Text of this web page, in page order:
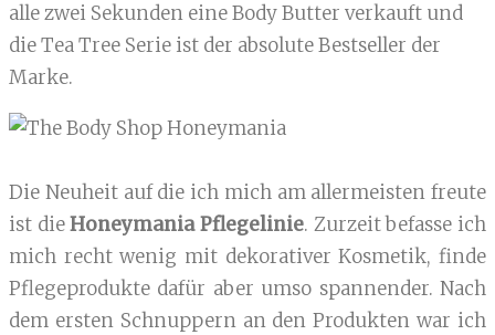
alle zwei Sekunden eine Body Butter verkauft und
die Tea Tree Serie ist der absolute Bestseller der
Marke.
Die Neuheit auf die ich mich am allermeisten freute
ist dieHoneymania Pflegelinie. Zurzeit befasse ich
mich recht wenig mit dekorativer Kosmetik, finde
Pflegeprodukte dafür aber umso spannender. Nach
dem ersten Schnuppern an den Produkten war ich